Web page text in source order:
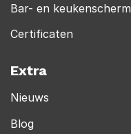
Bar- en keukenscherm
Certificaten
Extra
Nieuws
Blog